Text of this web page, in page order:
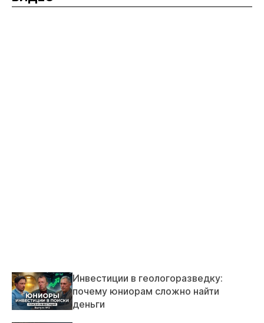
Инвестиции в геологоразведку:
почему юниорам сложно найти
деньги